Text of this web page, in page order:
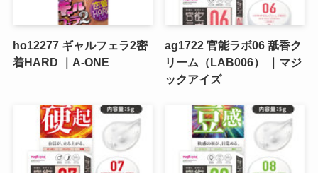
ho12277 ギャルフェラ2密
着HARD ｜A-ONE
ag1722 官能ラボ06 舐香ク
リーム（LAB006） ｜マジ
ックアイズ